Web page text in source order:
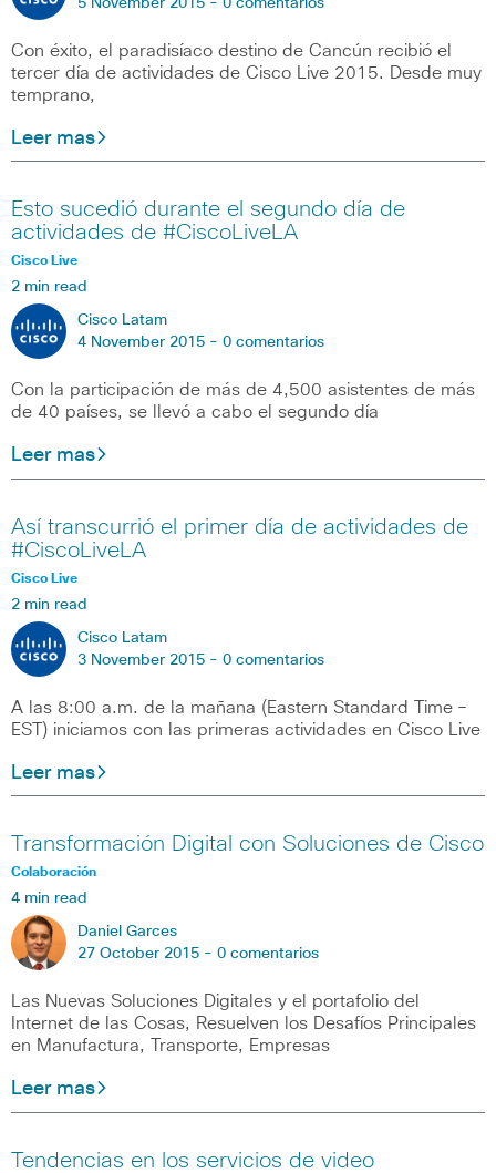
Con éxito, el paradisíaco destino de Cancún recibió el
tercer día de actividades de Cisco Live 2015. Desde muy
temprano,
Leer mas
Esto sucedió durante el segundo día de
actividades de #CiscoLiveLA
Cisco Live
2 min read
Cisco Latam
4 November 2015 - 0 comentarios
Con la participación de más de 4,500 asistentes de más
de 40 países, se llevó a cabo el segundo día
Leer mas
Así transcurrió el primer día de actividades de
#CiscoLiveLA
Cisco Live
2 min read
Cisco Latam
3 November 2015 - 0 comentarios
A las 8:00 a.m. de la mañana (Eastern Standard Time –
EST) iniciamos con las primeras actividades en Cisco Live
Leer mas
Transformación Digital con Soluciones de Cisco
Colaboración
4 min read
Daniel Garces
27 October 2015 - 0 comentarios
Las Nuevas Soluciones Digitales y el portafolio del
Internet de las Cosas, Resuelven los Desafíos Principales
en Manufactura, Transporte, Empresas
Leer mas
Tendencias en los servicios de video